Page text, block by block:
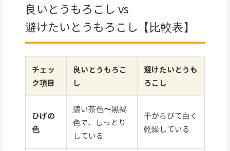
良いとうもろこし vs
避けたいとうもろこし【比較表】
チェッ
ク項目
良いとうもろこ
し
避けたいとうも
ろこし
ひげの
色
濃い茶色〜黒褐
色で、しっとり
している
干からびて白く
乾燥している